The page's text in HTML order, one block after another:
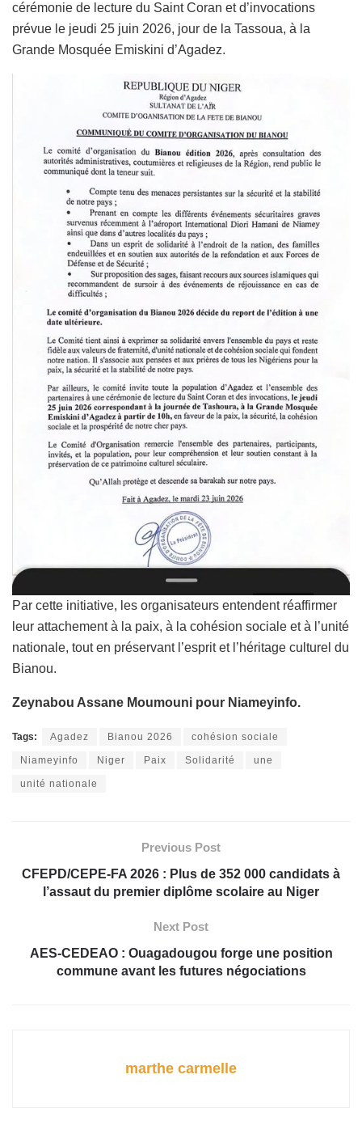
cérémonie de lecture du Saint Coran et d’invocations
prévue le jeudi 25 juin 2026, jour de la Tassoua, à la
Grande Mosquée Emiskini d’Agadez.
Par cette initiative, les organisateurs entendent réaffirmer
leur attachement à la paix, à la cohésion sociale et à l’unité
nationale, tout en préservant l’esprit et l’héritage culturel du
Bianou.
Zeynabou Assane Moumouni pour Niameyinfo.
Tags: Agadez Bianou 2026 cohésion sociale
Niameyinfo Niger Paix Solidarité une
unité nationale
Previous Post
CFEPD/CEPE-FA 2026 : Plus de 352 000 candidats à
l’assaut du premier diplôme scolaire au Niger
Next Post
AES-CEDEAO : Ouagadougou forge une position
commune avant les futures négociations
marthe carmelle